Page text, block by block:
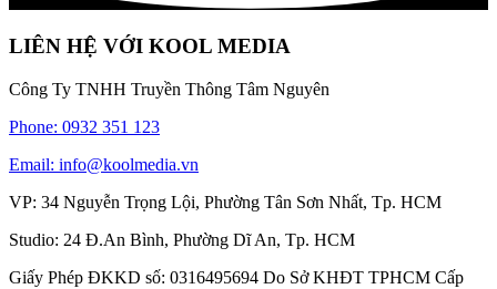
LIÊN HỆ VỚI KOOL MEDIA
Công Ty TNHH Truyền Thông Tâm Nguyên
Phone: 0932 351 123
Email: info@koolmedia.vn
VP: 34 Nguyễn Trọng Lội, Phường Tân Sơn Nhất, Tp. HCM
Studio: 24 Đ.An Bình, Phường Dĩ An, Tp. HCM
Giấy Phép ĐKKD số: 0316495694 Do Sở KHĐT TPHCM Cấp